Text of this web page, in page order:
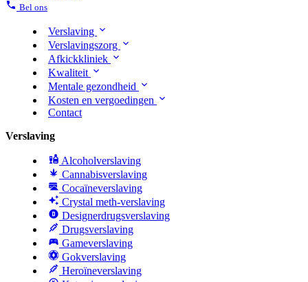
Bel ons
Verslaving
Verslavingszorg
Afkickkliniek
Kwaliteit
Mentale gezondheid
Kosten en vergoedingen
Contact
Verslaving
Alcoholverslaving
Cannabisverslaving
Cocaïneverslaving
Crystal meth-verslaving
Designerdrugsverslaving
Drugsverslaving
Gameverslaving
Gokverslaving
Heroïneverslaving